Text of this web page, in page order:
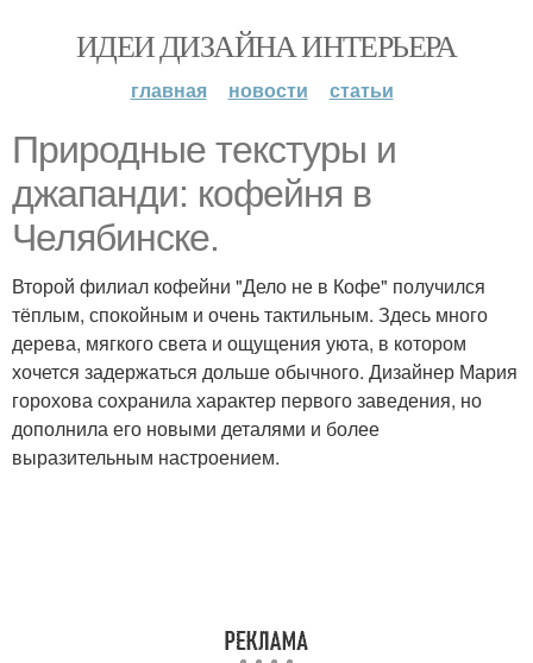
ИДЕИ ДИЗАЙНА ИНТЕРЬЕРА
главная новости статьи
Природные текстуры и
джапанди: кофейня в
Челябинске.
Второй филиал кофейни "Дело не в Кофе" получился
тёплым, спокойным и очень тактильным. Здесь много
дерева, мягкого света и ощущения уюта, в котором
хочется задержаться дольше обычного. Дизайнер Мария
горохова сохранила характер первого заведения, но
дополнила его новыми деталями и более
выразительным настроением.